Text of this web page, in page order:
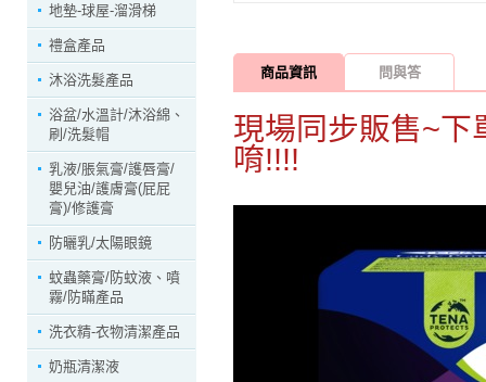
地墊-球屋-溜滑梯
禮盒產品
沐浴洗髮產品
浴盆/水溫計/沐浴綿、
刷/洗髮帽
乳液/脹氣膏/護唇膏/
嬰兒油/護膚膏(屁屁
膏)/修護膏
防曬乳/太陽眼鏡
蚊蟲藥膏/防蚊液、噴
霧/防瞞產品
洗衣精-衣物清潔產品
奶瓶清潔液
商品資訊 問與答
現場同步販售~下
唷!!!!